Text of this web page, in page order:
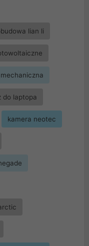
lian li
do laptopa
kamera neotec